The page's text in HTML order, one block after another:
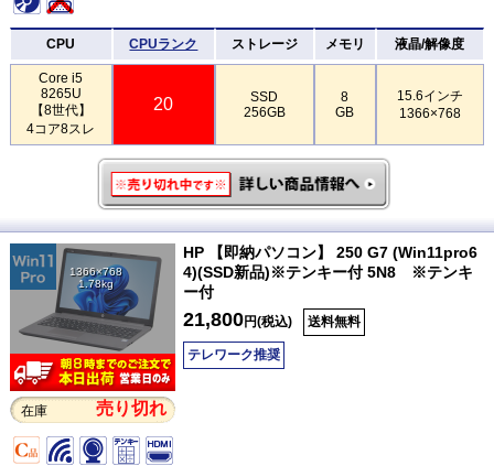
CPU CPUランク ストレージ メモリ 液晶/解像度
Core i5
8265U
【8世代】
4コア8スレ
20
SSD
256GB
8
GB
15.6インチ
1366×768
1366×768
1.78kg
在庫 売り切れ
HP 【即納パソコン】 250 G7 (Win11pro6
4)(SSD新品)※テンキー付 5N8 ※テンキ
ー付
21,800円(税込) 送料無料
テレワーク推奨